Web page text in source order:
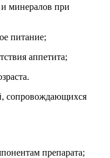
минералов при
питание;
аппетита;
сопровождающихся
препарата;